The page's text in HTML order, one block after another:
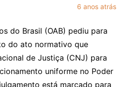
6 anos atrás
do Brasil (OAB) pediu para
do ato normativo que
de Justiça (CNJ) para
uniforme no Poder
está marcado para